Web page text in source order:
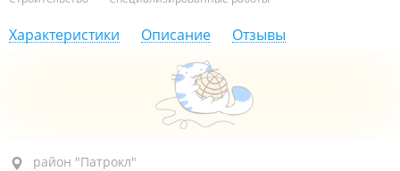
Характеристики Описание Отзывы
район "Патрокл", ул. Басаргина, 42
район "Патрокл"